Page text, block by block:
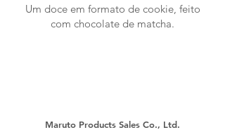
Um doce em formato de cookie, feito
com chocolate de matcha.
Maruto Products Sales Co., Ltd.